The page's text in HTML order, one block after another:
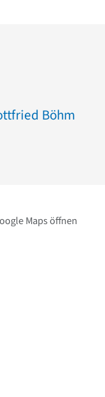
Böhm
Maps öffnen